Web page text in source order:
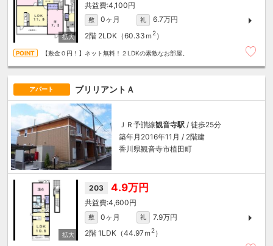
4,100円
敷 0ヶ月 礼
6.7万円
2階 2LDK（60.33ｍ 2）
【敷金０円！】ネット無料！２LDKの素敵なお部屋。
アパート ブリリアントＡ
ＪＲ予讃線観音寺駅 / 徒歩25分
築年月2016年11月 / 2階建
香川県観音寺市植田町
203 4.9万円
4,600円
敷 0ヶ月 礼
7.9万円
2階 1LDK（44.97ｍ 2）